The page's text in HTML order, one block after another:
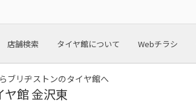
店舗検索 タイヤ館について Webチラシ
ブリヂストンのタイヤ館へ
ヤ館 金沢東